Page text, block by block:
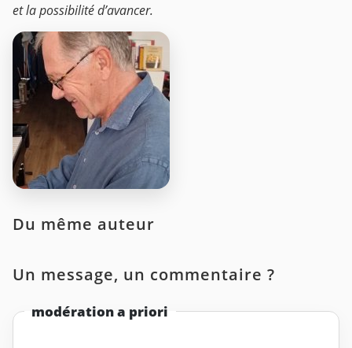
et la possibilité d’avancer.
Du même auteur
Un message, un commentaire ?
modération a priori